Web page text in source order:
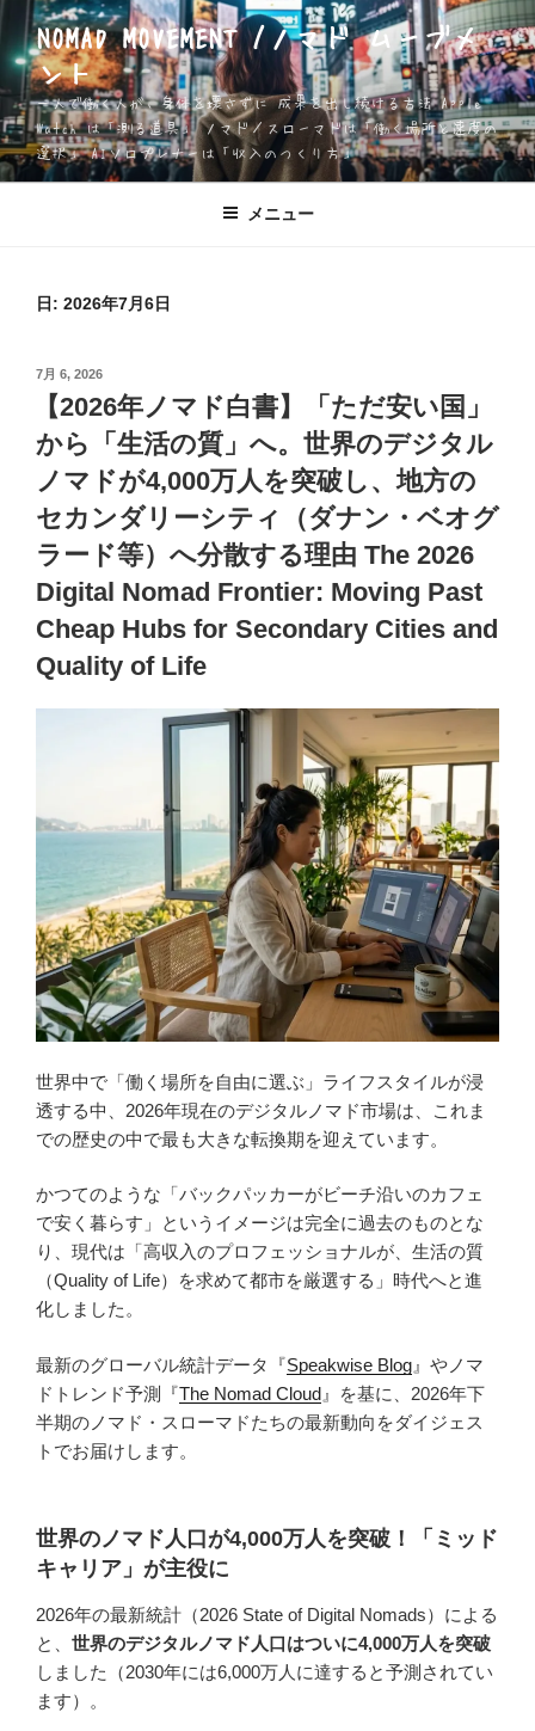
ン
テ
ン
ツ
へ
ス
NOMAD MOVEMENT /ノマド ムーブメ
ント
一人で働く人が、身体を壊さずに 成果を出し続ける方法 Apple
Watch は「測る道具」 ノマド／スローマドは「働く場所と速度の
選択」 AIソロプレナーは「収入のつくり方」
メニュー
日: 2026年7月6日
投
日:
7月 6, 2026
【2026年ノマド白書】「ただ安い国」
から「生活の質」へ。世界のデジタル
ノマドが4,000万人を突破し、地方の
セカンダリーシティ（ダナン・ベオグ
ラード等）へ分散する理由 The 2026
Digital Nomad Frontier: Moving Past
Cheap Hubs for Secondary Cities and
Quality of Life
世界中で「働く場所を自由に選ぶ」ライフスタイルが浸
透する中、2026年現在のデジタルノマド市場は、これま
での歴史の中で最も大きな転換期を迎えています。
かつてのような「バックパッカーがビーチ沿いのカフェ
で安く暮らす」というイメージは完全に過去のものとな
り、現代は「高収入のプロフェッショナルが、生活の質
（Quality of Life）を求めて都市を厳選する」時代へと進
化しました。
最新のグローバル統計データ『Speakwise Blog 』やノマ
ドトレンド予測『The Nomad Cloud 』を基に、2026年下
半期のノマド・スローマドたちの最新動向をダイジェス
トでお届けします。
世界のノマド人口が4,000万人を突破！「ミッド
キャリア」が主役に
2026年の最新統計（2026 State of Digital Nomads）による
と、 世界のデジタルノマド人口はついに4,000万人を突破
しました（2030年には6,000万人に達すると予測されてい
ます）。